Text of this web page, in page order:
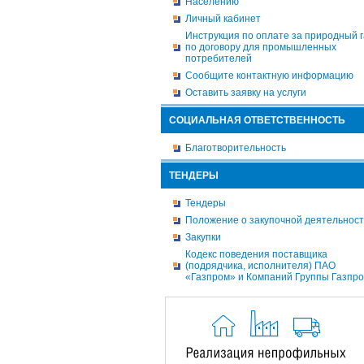
Личный кабинет
Инструкция по оплате за природный
по договору для промышленных
потребителей
Сообщите контактную информацию
Оставить заявку на услуги
СОЦИАЛЬНАЯ ОТВЕТСТВЕННОСТЬ
Благотворительность
ТЕНДЕРЫ
Тендеры
Положение о закупочной
Закупки
Кодекс поведения поставщика
(подрядчика, исполнителя) ПАО
«Газпром» и Компаний Группы